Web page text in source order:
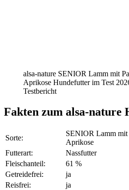
alsa-nature SENIOR Lamm mit
Aprikose Hundefutter im Test
Testbericht
Fakten zum alsa-nature
Sorte:
SENIOR Lamm
Aprikose
Futterart:
Nassfutter
Fleischanteil:
61 %
Getreidefrei:
ja
Reisfrei:
ja